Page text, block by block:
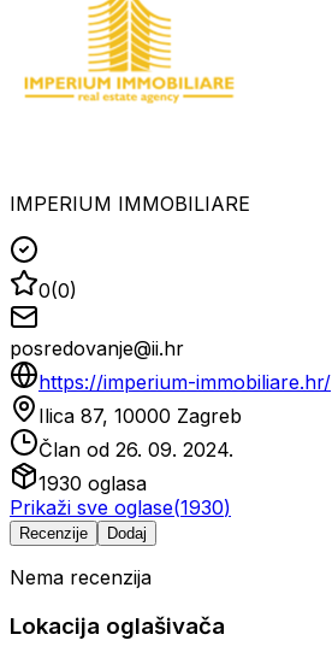
IMPERIUM IMMOBILIARE
0(0)
posredovanje@ii.hr
https://imperium-immobiliare.hr/
Ilica 87, 10000 Zagreb
Član od 26. 09. 2024.
1930 oglasa
Prikaži sve oglase(1930)
Recenzije Dodaj
Nema recenzija
Lokacija oglašivača